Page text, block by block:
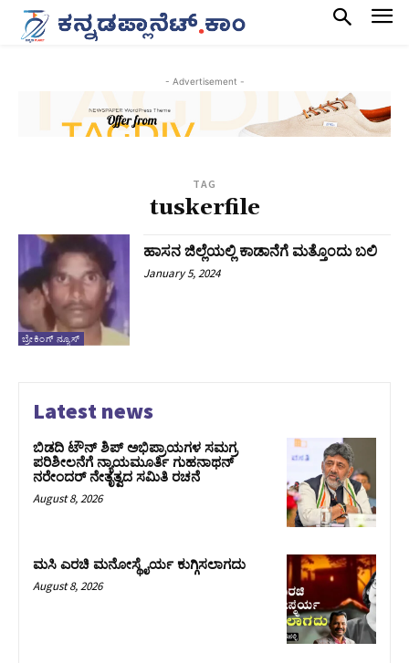
- Advertisement -
TAG
tuskerfile
ಬ್ರೇಕಿಂಗ್ ನ್ಯೂಸ್
ಹಾಸನ ಜಿಲ್ಲೆಯಲ್ಲಿ ಕಾಡಾನೆಗೆ ಮತ್ತೊಂದು ಬಲಿ
January 5, 2024
Latest news
ಬಿಡದಿ ಟೌನ್ ಶಿಪ್ ಅಭಿಪ್ರಾಯಗಳ ಸಮಗ್ರ
ಪರಿಶೀಲನೆಗೆ ನ್ಯಾಯಮೂರ್ತಿ ಗುಹನಾಥನ್
ನರೇಂದರ್ ನೇತೃತ್ವದ ಸಮಿತಿ ರಚನೆ
August 8, 2026
ಮಸಿ ಎರಚಿ ಮನೋಸ್ಥೈರ್ಯ ಕುಗ್ಗಿಸಲಾಗದು
August 8, 2026